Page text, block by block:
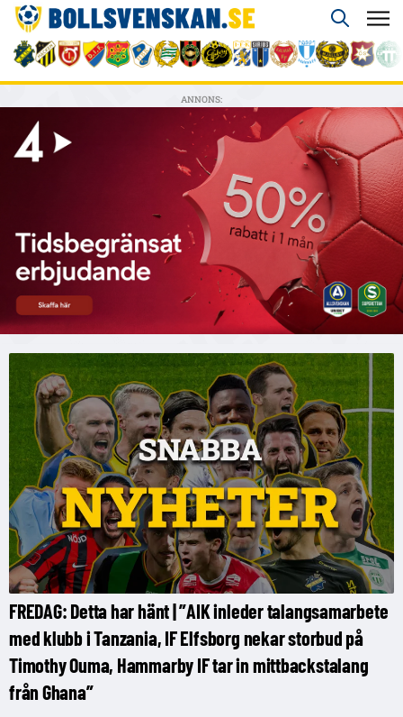
ANNONS:
FREDAG: Detta har hänt | ”AIK inleder talangsamarbete
med klubb i Tanzania, IF Elfsborg nekar storbud på
Timothy Ouma, Hammarby IF tar in mittbackstalang
från Ghana”